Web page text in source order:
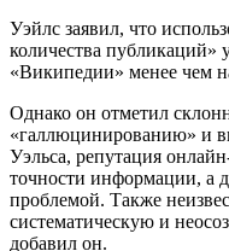
Уэйлс заявил, что
количества публикаций»
«Википедии» менее чем
Однако он отметил
«галлюцинированию» и
Уэльса, репутация
точности информации, а
проблемой. Также
систематическую и
добавил он.